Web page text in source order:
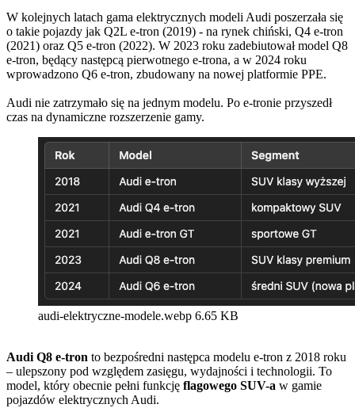
W kolejnych latach gama elektrycznych modeli Audi poszerzała się
o takie pojazdy jak Q2L e-tron (2019) - na rynek chiński, Q4 e-tron
(2021) oraz Q5 e-tron (2022). W 2023 roku zadebiutował model Q8
e-tron, będący następcą pierwotnego e-trona, a w 2024 roku
wprowadzono Q6 e-tron, zbudowany na nowej platformie PPE.
Audi nie zatrzymało się na jednym modelu. Po e-tronie przyszedł
czas na dynamiczne rozszerzenie gamy.
audi-elektryczne-modele.webp 6.65 KB
Audi Q8 e-tron to bezpośredni następca modelu e-tron z 2018 roku
– ulepszony pod względem zasięgu, wydajności i technologii. To
model, który obecnie pełni funkcję flagowego SUV-a w gamie
pojazdów elektrycznych Audi.